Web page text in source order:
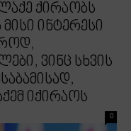
ქირაობს
ინტერესი
ვინც სხვის
იქირაოს
0